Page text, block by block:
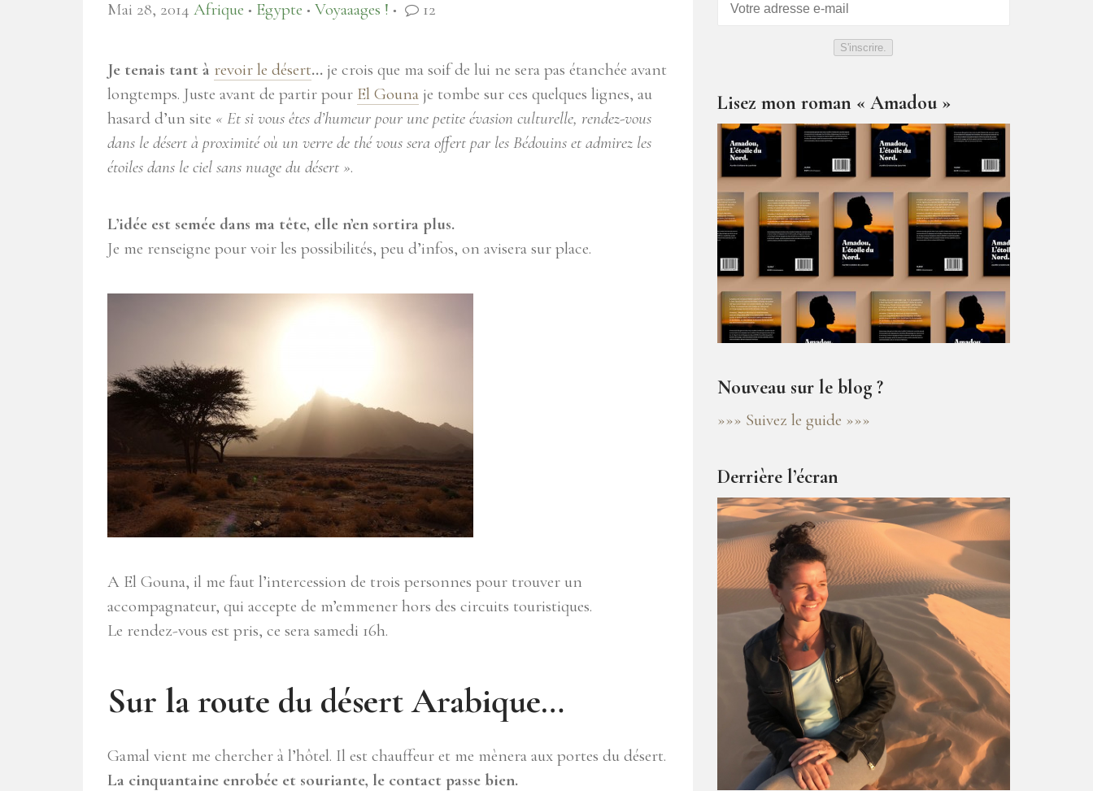
Mai 28, 2014 Afrique ● Egypte ● Voyaaages ! ● 12
Je tenais tant à revoir le désert… je crois que ma soif de lui ne sera pas étanchée avant
longtemps. Juste avant de partir pour El Gouna je tombe sur ces quelques lignes, au
hasard d’un site « Et si vous êtes d’humeur pour une petite évasion culturelle, rendez-vous
dans le désert à proximité où un verre de thé vous sera offert par les Bédouins et admirez les
étoiles dans le ciel sans nuage du désert ».
L’idée est semée dans ma tête, elle n’en sortira plus.
Je me renseigne pour voir les possibilités, peu d’infos, on avisera sur place.
A El Gouna, il me faut l’intercession de trois personnes pour trouver un
accompagnateur, qui accepte de m’emmener hors des circuits touristiques.
Le rendez-vous est pris, ce sera samedi 16h.
Sur la route du désert Arabique…
Gamal vient me chercher à l’hôtel. Il est chauffeur et me mènera aux portes du désert.
La cinquantaine enrobée et souriante, le contact passe bien.
S'inscrire.
Lisez mon roman « Amadou »
Nouveau sur le blog ?
»»» Suivez le guide »»»
Derrière l’écran